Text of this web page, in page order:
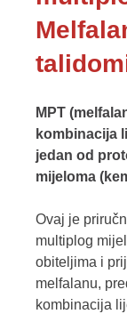
MPT
kombinacija
jedan od
mijeloma
Ovaj je
multiplog
obiteljima i
melfalanu,
kombinacija